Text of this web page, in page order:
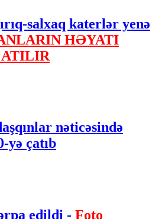
salxaq katerlər yenə
HƏYATI
nəticəsində
yə çatıb
edildi - Foto